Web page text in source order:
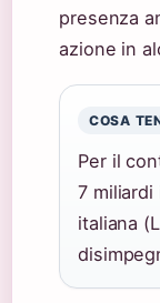
presenza
azione in
COSA
Per il
7 miliardi
italiana